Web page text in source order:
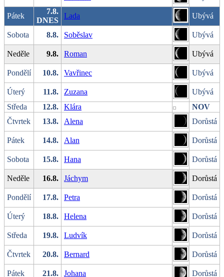
Pátek
7.8.
DNES
Lada Ubývá
Sobota 8.8. Soběslav Ubývá
Neděle 9.8. Roman Ubývá
Pondělí 10.8. Vavřinec Ubývá
Úterý 11.8. Zuzana
Ubývá
Středa
12.8. Klára
NOV
Čtvrtek
13.8. Alena Dorůstá
Pátek 14.8. Alan Dorůstá
Sobota 15.8. Hana Dorůstá
Neděle 16.8. Jáchym Dorůstá
Pondělí 17.8. Petra Dorůstá
Úterý 18.8. Helena Dorůstá
Středa 19.8. Ludvík Dorůstá
Čtvrtek 20.8. Bernard Dorůstá
Pátek 21.8. Johana Dorůstá